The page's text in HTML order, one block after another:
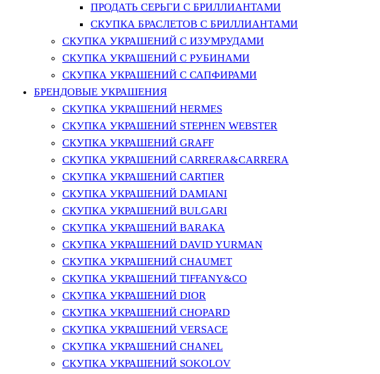
ПРОДАТЬ СЕРЬГИ С БРИЛЛИАНТАМИ
СКУПКА БРАСЛЕТОВ С БРИЛЛИАНТАМИ
СКУПКА УКРАШЕНИЙ С ИЗУМРУДАМИ
СКУПКА УКРАШЕНИЙ С РУБИНАМИ
СКУПКА УКРАШЕНИЙ С САПФИРАМИ
БРЕНДОВЫЕ УКРАШЕНИЯ
СКУПКА УКРАШЕНИЙ HERMES
СКУПКА УКРАШЕНИЙ STEPHEN WEBSTER
СКУПКА УКРАШЕНИЙ GRAFF
СКУПКА УКРАШЕНИЙ CARRERA&CARRERA
СКУПКА УКРАШЕНИЙ CARTIER
СКУПКА УКРАШЕНИЙ DAMIANI
СКУПКА УКРАШЕНИЙ BULGARI
СКУПКА УКРАШЕНИЙ BARAKA
СКУПКА УКРАШЕНИЙ DAVID YURMAN
СКУПКА УКРАШЕНИЙ CHAUMET
СКУПКА УКРАШЕНИЙ TIFFANY&CO
СКУПКА УКРАШЕНИЙ DIOR
СКУПКА УКРАШЕНИЙ CHOPARD
СКУПКА УКРАШЕНИЙ VERSACE
СКУПКА УКРАШЕНИЙ CHANEL
СКУПКА УКРАШЕНИЙ SOKOLOV